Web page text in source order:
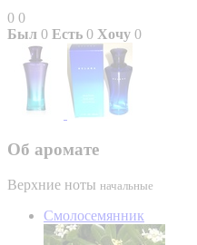
0 0
Был 0 Есть 0 Хочу 0
Об аромате
Верхние ноты начальные
Смолосемянник